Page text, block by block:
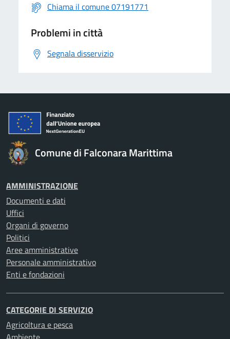
Chiama il comune 07191771
Problemi in città
Segnala disservizio
Comune di Falconara Marittima
AMMINISTRAZIONE
Documenti e dati
Uffici
Organi di governo
Politici
Aree amministrative
Personale amministrativo
Enti e fondazioni
CATEGORIE DI SERVIZIO
Agricoltura e pesca